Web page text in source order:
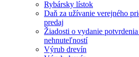
Rybársky lístok
Daň za užívanie verejného
predaj
Žiadosti o vydanie potvrdenia
nehnuteľností
Výrub drevín